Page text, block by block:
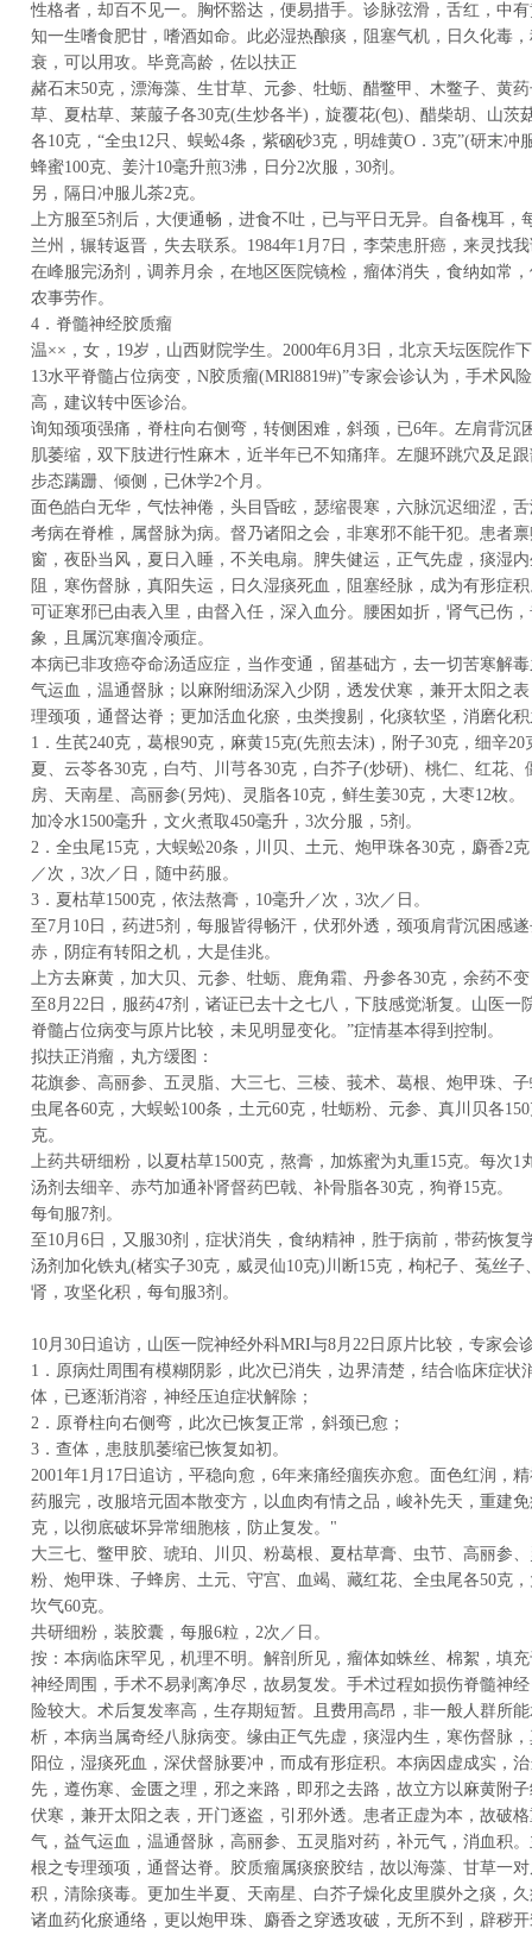
性格者，却百不见一。胸怀豁达，便易措手。诊脉弦滑，舌红，中
知一生嗜食肥甘，嗜酒如命。此必湿热酿痰，阻塞气机，日久化毒
衰，可以用攻。毕竟高龄，佐以扶正
赭石末50克，漂海藻、生甘草、元参、牡蛎、醋鳖甲、木鳖子、黄
草、夏枯草、莱菔子各30克(生炒各半)，旋覆花(包)、醋柴胡、山茨
各10克，“全虫12只、蜈蚣4条，紫硇砂3克，明雄黄O．3克”(研末冲
蜂蜜100克、姜汁10毫升煎3沸，日分2次服，30剂。
另，隔日冲服儿茶2克。
上方服至5剂后，大便通畅，进食不吐，已与平日无异。自备槐耳，
兰州，辗转返晋，失去联系。1984年1月7日，李荣患肝癌，来灵找
在峰服完汤剂，调养月余，在地区医院镜检，瘤体消失，食纳如常
农事劳作。
4．脊髓神经胶质瘤
温××，女，19岁，山西财院学生。2000年6月3日，北京天坛医院作
13水平脊髓占位病变，N胶质瘤(MRl8819#)”专家会诊认为，手术风
高，建议转中医诊治。
询知颈项强痛，脊柱向右侧弯，转侧困难，斜颈，已6年。左肩背沉
肌萎缩，双下肢进行性麻木，近半年已不知痛痒。左腿环跳穴及足
步态蹒跚、倾侧，已休学2个月。
面色皓白无华，气怯神倦，头目昏眩，瑟缩畏寒，六脉沉迟细涩，
考病在脊椎，属督脉为病。督乃诸阳之会，非寒邪不能干犯。患者
窗，夜卧当风，夏日入睡，不关电扇。脾失健运，正气先虚，痰湿
阻，寒伤督脉，真阳失运，日久湿痰死血，阻塞经脉，成为有形症
可证寒邪已由表入里，由督入任，深入血分。腰困如折，肾气已伤
象，且属沉寒痼冷顽症。
本病已非攻癌夺命汤适应症，当作变通，留基础方，去一切苦寒解
气运血，温通督脉；以麻附细汤深入少阴，透发伏寒，兼开太阳之
理颈项，通督达脊；更加活血化瘀，虫类搜剔，化痰软坚，消磨化
1．生芪240克，葛根90克，麻黄15克(先煎去沫)，附子30克，细辛
夏、云苓各30克，白芍、川芎各30克，白芥子(炒研)、桃仁、红花
房、天南星、高丽参(另炖)、灵脂各10克，鲜生姜30克，大枣12枚。
加冷水1500毫升，文火煮取450毫升，3次分服，5剂。
2．全虫尾15克，大蜈蚣20条，川贝、土元、炮甲珠各30克，麝香2
／次，3次／日，随中药服。
3．夏枯草1500克，依法熬膏，10毫升／次，3次／日。
至7月10日，药进5剂，每服皆得畅汗，伏邪外透，颈项肩背沉困感
赤，阴症有转阳之机，大是佳兆。
上方去麻黄，加大贝、元参、牡蛎、鹿角霜、丹参各30克，余药不
至8月22日，服药47剂，诸证已去十之七八，下肢感觉渐复。山医一
脊髓占位病变与原片比较，未见明显变化。”症情基本得到控制。
拟扶正消瘤，丸方缓图：
花旗参、高丽参、五灵脂、大三七、三棱、莪术、葛根、炮甲珠、
虫尾各60克，大蜈蚣100条，土元60克，牡蛎粉、元参、真川贝各
克。
上药共研细粉，以夏枯草1500克，熬膏，加炼蜜为丸重15克。每次1
汤剂去细辛、赤芍加通补肾督药巴戟、补骨脂各30克，狗脊15克。
每旬服7剂。
至10月6日，又服30剂，症状消失，食纳精神，胜于病前，带药恢复
汤剂加化铁丸(楮实子30克，威灵仙10克)川断15克，枸杞子、菟丝子
肾，攻坚化积，每旬服3剂。
10月30日追访，山医一院神经外科MRI与8月22日原片比较，专家会
1．原病灶周围有模糊阴影，此次已消失，边界清楚，结合临床症状
体，已逐渐消溶，神经压迫症状解除；
2．原脊柱向右侧弯，此次已恢复正常，斜颈已愈；
3．查体，患肢肌萎缩已恢复如初。
2001年1月17日追访，平稳向愈，6年来痛经痼疾亦愈。面色红润，
药服完，改服培元固本散变方，以血肉有情之品，峻补先天，重建
克，以彻底破坏异常细胞核，防止复发。"
大三七、鳖甲胶、琥珀、川贝、粉葛根、夏枯草膏、虫节、高丽参
粉、炮甲珠、子蜂房、土元、守宫、血竭、藏红花、全虫尾各50克
坎气60克。
共研细粉，装胶囊，每服6粒，2次／日。
按：本病临床罕见，机理不明。解剖所见，瘤体如蛛丝、棉絮，填
神经周围，手术不易剥离净尽，故易复发。手术过程如损伤脊髓神
险较大。术后复发率高，生存期短暂。且费用高昂，非一般人群所
析，本病当属奇经八脉病变。缘由正气先虚，痰湿内生，寒伤督脉
阳位，湿痰死血，深伏督脉要冲，而成有形症积。本病因虚成实，
先，遵伤寒、金匮之理，邪之来路，即邪之去路，故立方以麻黄附
伏寒，兼开太阳之表，开门逐盗，引邪外透。患者正虚为本，故破
气，益气运血，温通督脉，高丽参、五灵脂对药，补元气，消血积
根之专理颈项，通督达脊。胶质瘤属痰瘀胶结，故以海藻、甘草一
积，清除痰毒。更加生半夏、天南星、白芥子燥化皮里膜外之痰，
诸血药化瘀通络，更以炮甲珠、麝香之穿透攻破，无所不到，辟秽